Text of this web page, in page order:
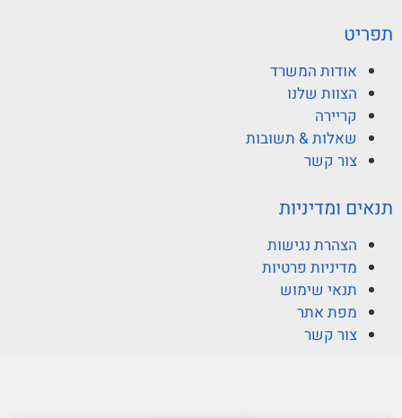
תפריט
אודות המשרד
הצוות שלנו
קריירה
שאלות & תשובות
צור קשר
תנאים ומדיניות
הצהרת נגישות
מדיניות פרטיות
תנאי שימוש
מפת אתר
צור קשר